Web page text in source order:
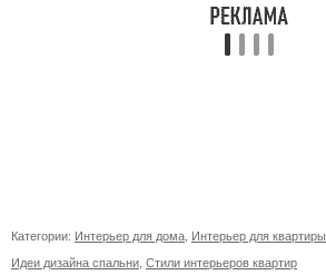
Категории: Интерьер для дома Интерьер для квартиры
Идеи дизайна спальни Стили интерьеров квартир